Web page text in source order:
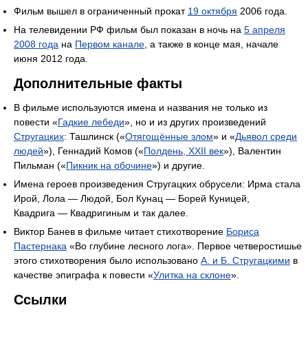
Фильм вышел в ограниченный прокат 19 октября 2006 года.
На телевидении РФ фильм был показан в ночь на 5 апреля
2008 года на Первом канале , а также в конце мая, начале
июня 2012 года.
Дополнительные факты
В фильме используются имена и названия не только из
повести «Гадкие лебеди», но и из других произведений
Стругацких: Ташлинск («Отягощённые злом» и «Дьявол среди
людей»), Геннадий Комов («Полдень, XXII век»), Валентин
Пильман («Пикник на обочине») и другие.
Имена героев произведения Стругацких обрусели: Ирма стала
Ирой, Лола — Людой, Бол Кунац — Борей Куницей,
Квадрига — Квадригиным и так далее.
Виктор Банев в фильме читает стихотворение Бориса
Пастернака «Во глубине лесного лога». Первое четверостишье
этого стихотворения было использовано А. и Б. Стругацкими в
качестве эпиграфа к повести «Улитка на склоне».
Ссылки